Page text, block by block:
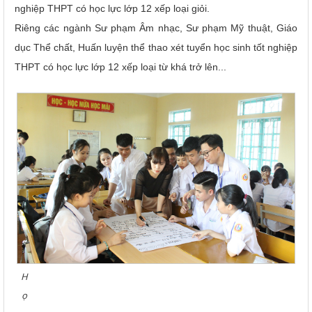
nghiệp THPT có học lực lớp 12 xếp loại giỏi.
Riêng các ngành Sư phạm Âm nhạc, Sư phạm Mỹ thuật, Giáo
dục Thể chất, Huấn luyện thể thao xét tuyển học sinh tốt nghiệp
THPT có học lực lớp 12 xếp loại từ khá trở lên...
H
ọ